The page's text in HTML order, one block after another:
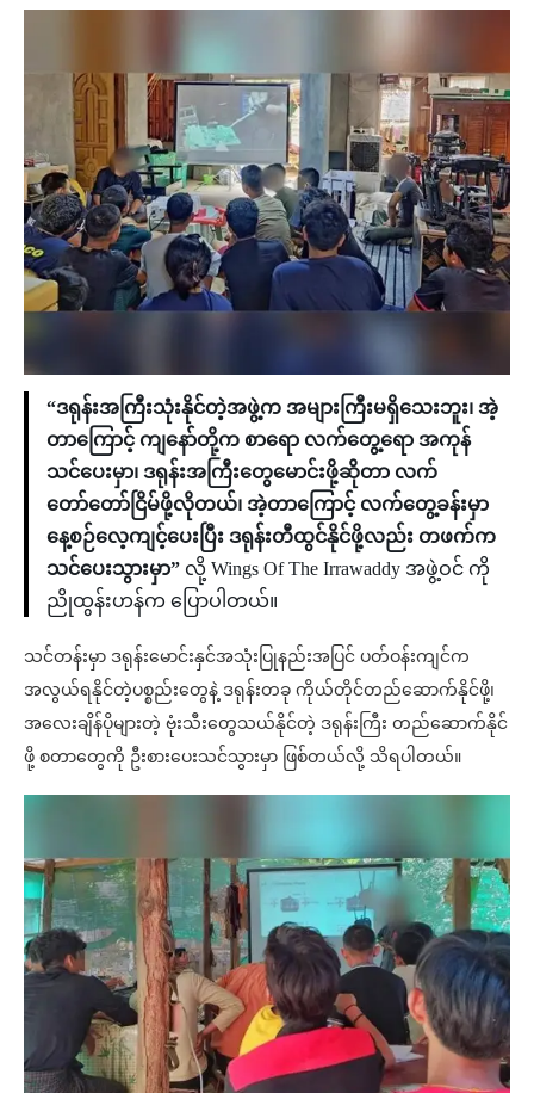
“ဒရုန်းအကြီးသုံးနိုင်တဲ့အဖွဲ့က အများကြီးမရှိသေးဘူး၊ အဲ့
တာကြောင့် ကျနော်တို့က စာရော လက်တွေ့ရော အကုန်
သင်ပေးမှာ၊ ဒရုန်းအကြီးတွေမောင်းဖို့ဆိုတာ လက်
တော်တော်ငြိမ်ဖို့လိုတယ်၊ အဲ့တာကြောင့် လက်တွေ့ခန်းမှာ
နေ့စဉ်လေ့ကျင့်ပေးပြီး ဒရုန်းတီထွင်နိုင်ဖို့လည်း တဖက်က
သင်ပေးသွားမှာ” လို့ Wings Of The Irrawaddy အဖွဲ့ဝင် ကို
ညိုထွန်းဟန်က ပြောပါတယ်။
သင်တန်းမှာ ဒရုန်းမောင်းနှင်အသုံးပြုနည်းအပြင် ပတ်ဝန်းကျင်က
အလွယ်ရနိုင်တဲ့ပစ္စည်းတွေနဲ့ ဒရုန်းတခု ကိုယ်တိုင်တည်ဆောက်နိုင်ဖို့၊
အ‌လေးချိန်ပိုများတဲ့ ဗုံးသီးတွေသယ်နိုင်တဲ့ ဒရုန်းကြီး တည်ဆောက်နိုင်
ဖို့ စတာတွေကို ဦးစားပေးသင်သွားမှာ ဖြစ်တယ်လို့ သိရပါတယ်။